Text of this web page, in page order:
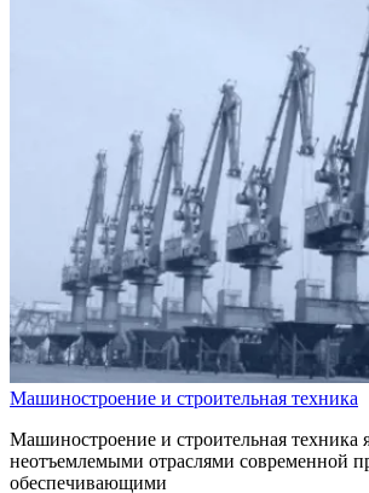
Машиностроение и строительная техника
Машиностроение и строительная техника
неотъемлемыми отраслями современной
обеспечивающими